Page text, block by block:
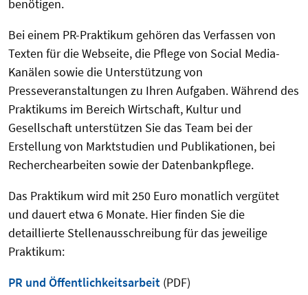
benötigen.
Bei einem PR-Praktikum gehören das Verfassen von
Texten für die Webseite, die Pflege von Social Media-
Kanälen sowie die Unterstützung von
Presseveranstaltungen zu Ihren Aufgaben. Während des
Praktikums im Bereich Wirtschaft, Kultur und
Gesellschaft unterstützen Sie das Team bei der
Erstellung von Marktstudien und Publikationen, bei
Recherchearbeiten sowie der Datenbankpflege.
Das Praktikum wird mit 250 Euro monatlich vergütet
und dauert etwa 6 Monate. Hier finden Sie die
detaillierte Stellenausschreibung für das jeweilige
Praktikum:
PR und Öffentlichkeitsarbeit (PDF)